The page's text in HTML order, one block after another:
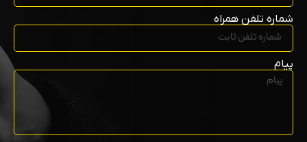
شماره تلفن همراه
پیام